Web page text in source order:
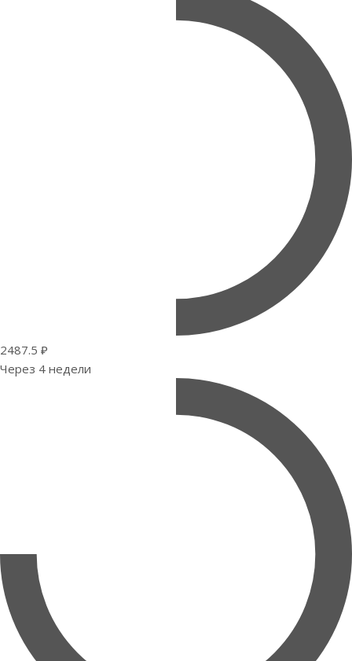
2487.5 ₽
Через 4 недели